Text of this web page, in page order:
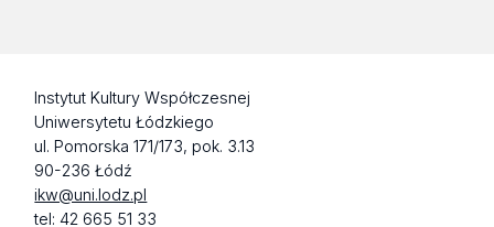
Instytut Kultury Współczesnej
Uniwersytetu Łódzkiego
ul. Pomorska 171/173, pok. 3.13
90-236 Łódź
ikw@uni.lodz.pl
tel: 42 665 51 33